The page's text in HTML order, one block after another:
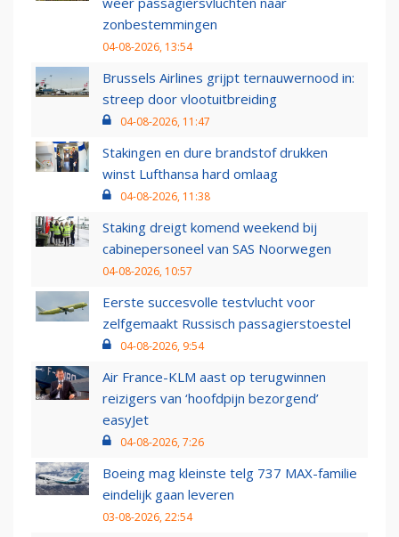
zonbestemmingen
04-08-2026, 13:54
Brussels Airlines grijpt ternauwernood in:
streep door vlootuitbreiding
04-08-2026, 11:47
Stakingen en dure brandstof drukken
winst Lufthansa hard omlaag
04-08-2026, 11:38
Staking dreigt komend weekend bij
cabinepersoneel van SAS Noorwegen
04-08-2026, 10:57
Eerste succesvolle testvlucht voor
zelfgemaakt Russisch passagierstoestel
04-08-2026, 9:54
Air France-KLM aast op terugwinnen
reizigers van ‘hoofdpijn bezorgend’
easyJet
04-08-2026, 7:26
Boeing mag kleinste telg 737 MAX-familie
eindelijk gaan leveren
03-08-2026, 22:54